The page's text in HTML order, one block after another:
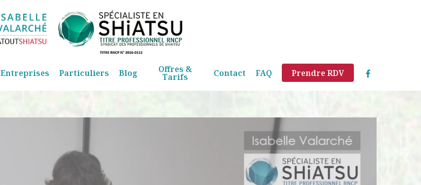
Entreprises Particuliers Blog Offres &
Tarifs Contact FAQ Prendre RDV facebook